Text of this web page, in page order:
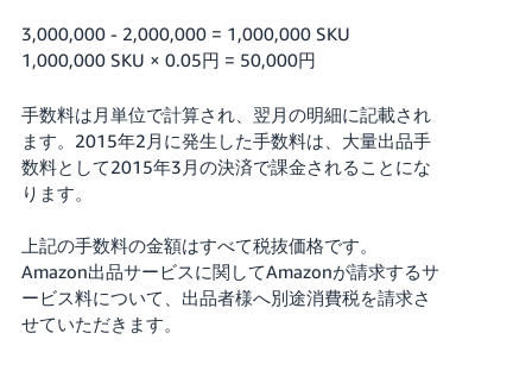
English
- JP
そ
く
始
3,000,000 - 2,000,000 = 1,000,000 SKU
1,000,000 SKU × 0.05円 = 50,000円
手数料は月単位で計算され、翌月の明細に記載され
ます。2015年2月に発生した手数料は、大量出品手
数料として2015年3月の決済で課金されることにな
ります。
上記の手数料の金額はすべて税抜価格です。
Amazon出品サービスに関してAmazonが請求するサ
ービス料について、出品者様へ別途消費税を請求さ
せていただきます。